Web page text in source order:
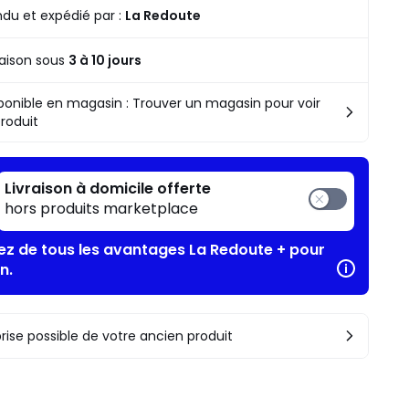
et expédié par : La Redoute
sous 3 à 10 jours
en magasin : Trouver un magasin pour voir
Livraison à domicile offerte
hors produits marketplace
de tous les avantages La Redoute + pour
possible de votre ancien produit